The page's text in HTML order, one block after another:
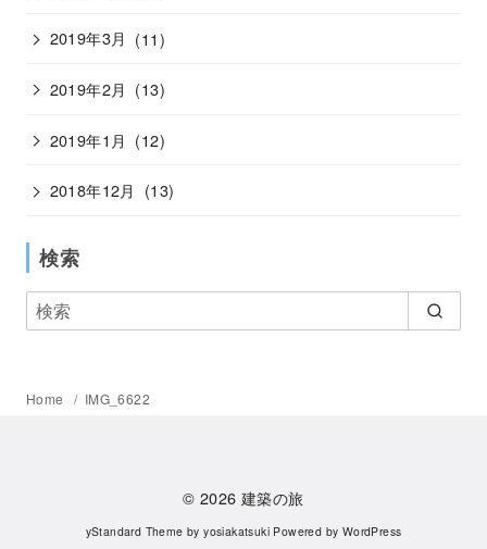
2019年3月 (11)
2019年2月 (13)
2019年1月 (12)
2018年12月 (13)
検索
Home IMG_6622
© 2026建築の旅
yStandard Theme byyosiakatsuki Powered by WordPress